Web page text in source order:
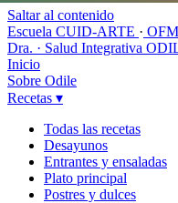
Saltar al contenido
Escuela CUID-ARTE ·
Dra. · Salud Integrativa
Inicio
Sobre Odile
Recetas ▾
Todas las recetas
Desayunos
Entrantes y ensaladas
Plato principal
Postres y dulces